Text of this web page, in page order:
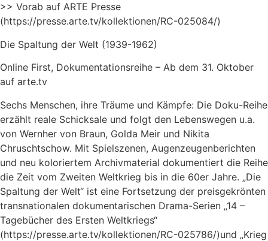
>> Vorab auf ARTE Presse
(https://presse.arte.tv/kollektionen/RC-025084/)
Die Spaltung der Welt (1939-1962)
Online First, Dokumentationsreihe – Ab dem 31. Oktober
auf arte.tv
Sechs Menschen, ihre Träume und Kämpfe: Die Doku-Reihe
erzählt reale Schicksale und folgt den Lebenswegen u.a.
von Wernher von Braun, Golda Meir und Nikita
Chruschtschow. Mit Spielszenen, Augenzeugenberichten
und neu koloriertem Archivmaterial dokumentiert die Reihe
die Zeit vom Zweiten Weltkrieg bis in die 60er Jahre. „Die
Spaltung der Welt“ ist eine Fortsetzung der preisgekrönten
transnationalen dokumentarischen Drama-Serien „14 –
Tagebücher des Ersten Weltkriegs“
(https://presse.arte.tv/kollektionen/RC-025786/)und „Krieg